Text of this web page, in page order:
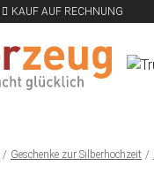
KAUF AUF RECHNUNG
Geschenke zur Silberhochzeit